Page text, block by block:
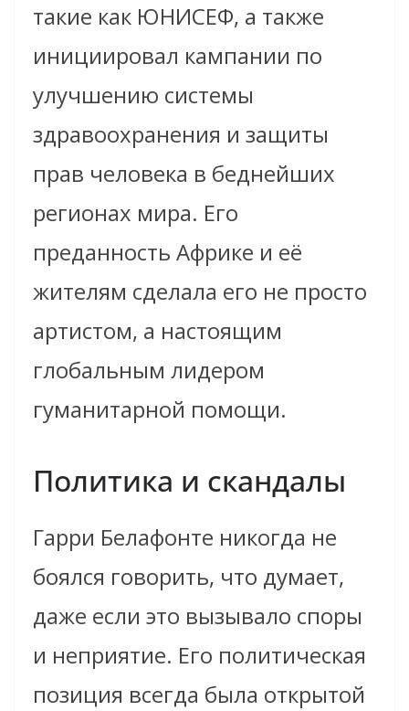
такие как ЮНИСЕФ, а также
инициировал кампании по
улучшению системы
здравоохранения и защиты
прав человека в беднейших
регионах мира. Его
преданность Африке и её
жителям сделала его не просто
артистом, а настоящим
глобальным лидером
гуманитарной помощи.
Политика и скандалы
Гарри Белафонте никогда не
боялся говорить, что думает,
даже если это вызывало споры
и неприятие. Его политическая
позиция всегда была открытой